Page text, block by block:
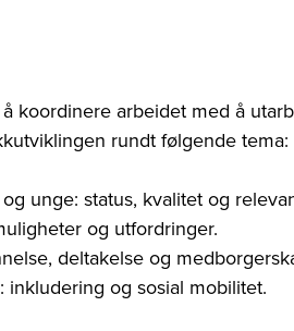
koordinere arbeidet med å
rundt følgende tema:
unge: status, kvalitet og
og utfordringer.
deltakelse og
og sosial mobilitet.